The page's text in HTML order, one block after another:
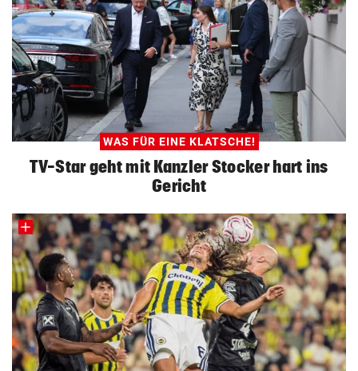
WAS FÜR EINE KLATSCHE!
TV-Star geht mit Kanzler Stocker hart ins
Gericht